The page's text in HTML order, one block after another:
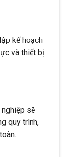
kế hoạch
và thiết bị
sẽ
quy trình,